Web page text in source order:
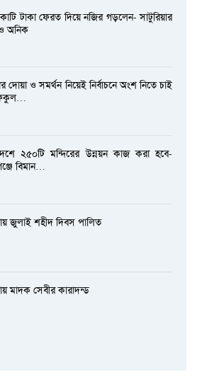
টাকা ফেরত দিয়ে নজির গড়লেন- সাটুরিয়ার
অনিক
দোয়া ও সমর্থন নিয়েই নির্বাচনে অংশ নিতে চাই
২৫০টি মন্দিরের উন্নয়ন কাজ করা হবে-
বিমান…
জুলাই শহীদ দিবস পালিত
মাদক সেবীর কারাদন্ড